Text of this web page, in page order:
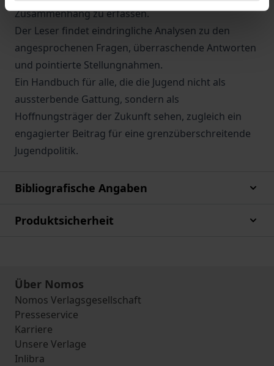
Zusammenhang zu erfassen.
Der Leser findet eindringliche Analysen zu den
angesprochenen Fragen, überraschende Antworten
und pointierte Stellungnahmen.
Ein Handbuch für alle, die die Jugend nicht als
aussterbende Gattung, sondern als
Hoffnungsträger der Zukunft sehen, zugleich ein
engagierter Beitrag für eine grenzüberschreitende
Jugendpolitik.
Bibliografische Angaben
Produktsicherheit
Über Nomos
Nomos Verlagsgesellschaft
Presseservice
Karriere
Unsere Verlage
Inlibra